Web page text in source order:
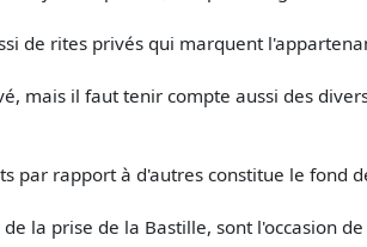
de rites privés qui marquent
mais il faut tenir compte aussi des
par rapport à d'autres constitue le fond
la prise de la Bastille, sont l'occasion